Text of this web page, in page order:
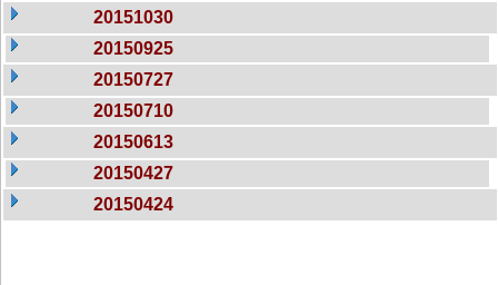
20151030
20150925
20150727
20150710
20150613
20150427
20150424